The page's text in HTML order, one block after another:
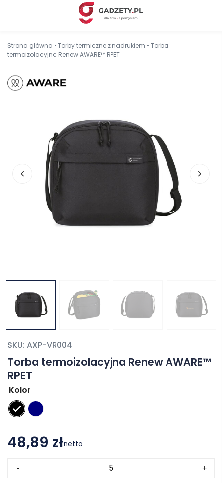
Strona główna • Torby termiczne z nadrukiem • Torba
termoizolacyjna Renew AWARE™ RPET
Torba termoizolacyjna Renew AWARE™
RPET
SKU: AXP-VR004
Kolor
48,89 złnetto
- +